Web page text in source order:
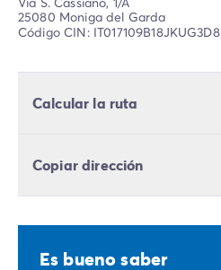
25080 Moniga del Garda
Código CIN: IT017109B18JKUG3D8
Calcular la ruta
Copiar dirección
Es bueno saber